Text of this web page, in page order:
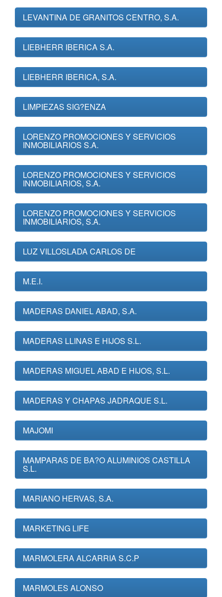
LEVANTINA DE GRANITOS CENTRO, S.A.
LIEBHERR IBERICA S.A.
LIEBHERR IBERICA, S.A.
LIMPIEZAS SIG?ENZA
LORENZO PROMOCIONES Y SERVICIOS
INMOBILIARIOS S.A.
LORENZO PROMOCIONES Y SERVICIOS
INMOBILIARIOS, S.A.
LORENZO PROMOCIONES Y SERVICIOS
INMOBILIARIOS, S.A.
LUZ VILLOSLADA CARLOS DE
M.E.I.
MADERAS DANIEL ABAD, S.A.
MADERAS LLINAS E HIJOS S.L.
MADERAS MIGUEL ABAD E HIJOS, S.L.
MADERAS Y CHAPAS JADRAQUE S.L.
MAJOMI
MAMPARAS DE BA?O ALUMINIOS CASTILLA
S.L.
MARIANO HERVAS, S.A.
MARKETING LIFE
MARMOLERA ALCARRIA S.C.P
MARMOLES ALONSO